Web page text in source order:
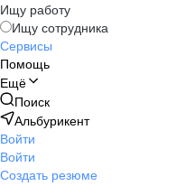
Ищу работу
Ищу сотрудника
Сервисы
Помощь
Ещё
Поиск
Альбурикент
Войти
Войти
Создать резюме